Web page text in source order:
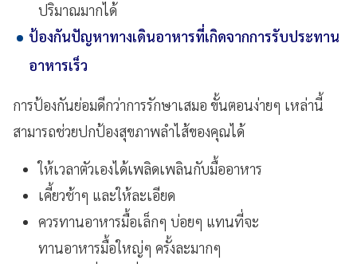
ปริมาณมากได้
ป้องกันปัญหาทางเดินอาหารที่เกิดจากการรับประทาน
อาหารเร็ว
การป้องกันย่อมดีกว่าการรักษาเสมอ ขั้นตอนง่ายๆ เหล่านี้
สามารถช่วยปกป้องสุขภาพลำไส้ของคุณได้
ให้เวลาตัวเองได้เพลิดเพลินกับมื้ออาหาร
เคี้ยวช้าๆ และให้ละเอียด
ควรทานอาหารมื้อเล็กๆ บ่อยๆ แทนที่จะ
ทานอาหารมื้อใหญ่ๆ ครั้งละมากๆ